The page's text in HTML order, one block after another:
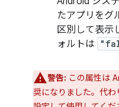
たアプリをグ
区別して表示
ォルトは
警告: この属性は
奨になりました。代わ